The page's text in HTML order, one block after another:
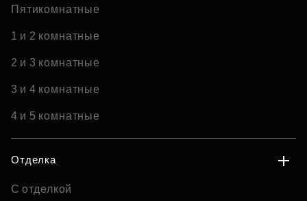
Пятикомнатные
1 и 2 комнатные
2 и 3 комнатные
3 и 4 комнатные
4 и 5 комнатные
Отделка
С отделкой